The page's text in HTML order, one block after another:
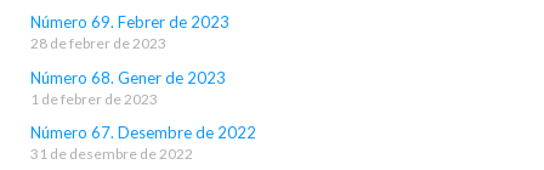
Número 69. Febrer de 2023
28 de febrer de 2023
Número 68. Gener de 2023
1 de febrer de 2023
Número 67. Desembre de 2022
31 de desembre de 2022